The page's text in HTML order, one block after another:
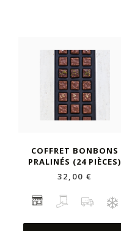
COFFRET BONBONS
PRALINÉS (24 PIÈCES)
32,00 €